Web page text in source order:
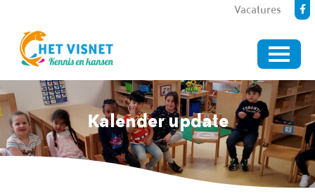
Vacatures
Kalender update